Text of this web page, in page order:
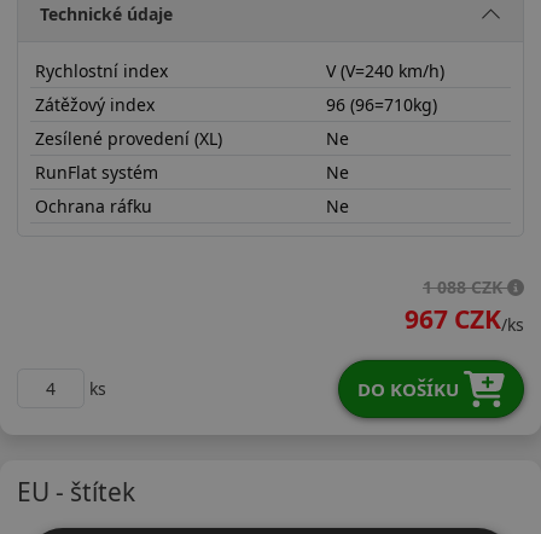
Technické údaje
Rychlostní index
V (V=240 km/h)
Zátěžový index
96 (96=710kg)
Zesílené provedení (XL)
Ne
RunFlat systém
Ne
Ochrana ráfku
Ne
1 088 CZK
967 CZK/ks
ks DO KOŠÍKU
EU - štítek